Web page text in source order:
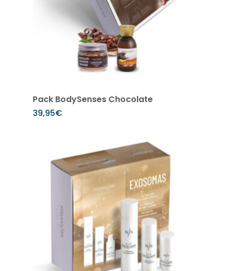
Añadir al carrito
Pack BodySenses Chocolate
39,95€